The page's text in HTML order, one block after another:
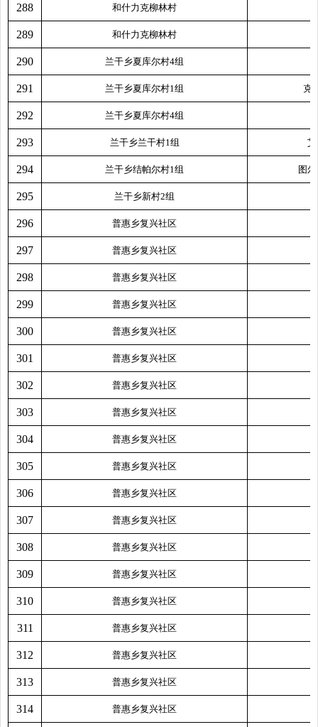
288 和什力克柳林村
289 和什力克柳林村
290 兰干乡夏库尔村4组
291 兰干乡夏库尔村1组 克
292 兰干乡夏库尔村4组
293 兰干乡兰干村1组 艾
294 兰干乡结帕尔村1组 图
295 兰干乡新村2组
296 普惠乡复兴社区
297 普惠乡复兴社区
298 普惠乡复兴社区
299 普惠乡复兴社区
300 普惠乡复兴社区
301 普惠乡复兴社区
302 普惠乡复兴社区
303 普惠乡复兴社区
304 普惠乡复兴社区
305 普惠乡复兴社区
306 普惠乡复兴社区
307 普惠乡复兴社区
308 普惠乡复兴社区
309 普惠乡复兴社区
310 普惠乡复兴社区
311 普惠乡复兴社区
312 普惠乡复兴社区
313 普惠乡复兴社区
314 普惠乡复兴社区